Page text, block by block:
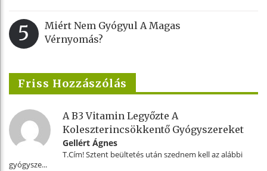
5
Miért Nem Gyógyul A Magas
Vérnyomás?
Friss Hozzászólás
A B3 Vitamin Legyőzte A
Koleszterincsökkentő Gyógyszereket
Gellért Ágnes
T.Cím! Sztent beültetés után szednem kell az alábbi
gyógysze...